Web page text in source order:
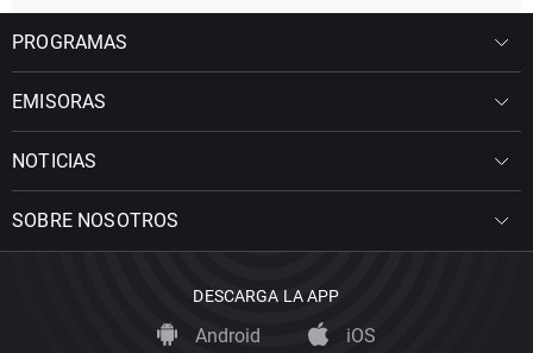
PROGRAMAS
EMISORAS
NOTICIAS
SOBRE NOSOTROS
DESCARGA LA APP
Android iOS